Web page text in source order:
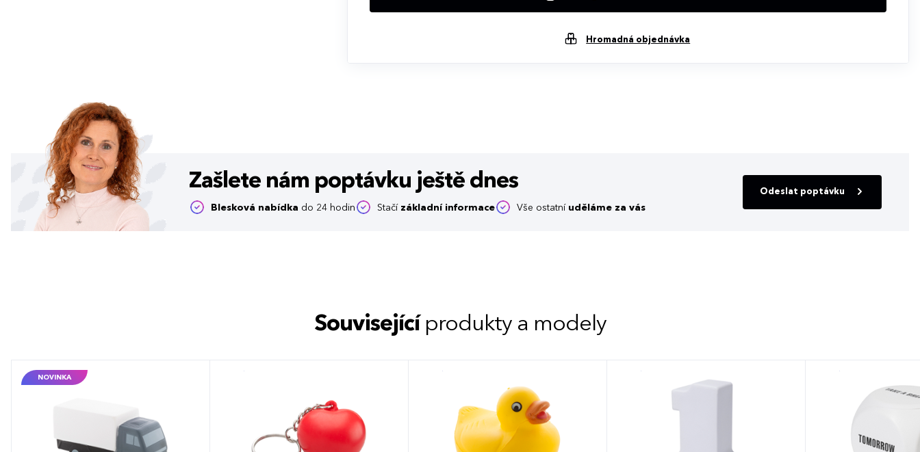
Hromadná objednávka
Zašlete nám poptávku ještě dnes
Blesková nabídka do 24 hodin Stačí základní informace Vše ostatní uděláme za vás
Odeslat poptávku
Související produkty a modely
NOVINKA